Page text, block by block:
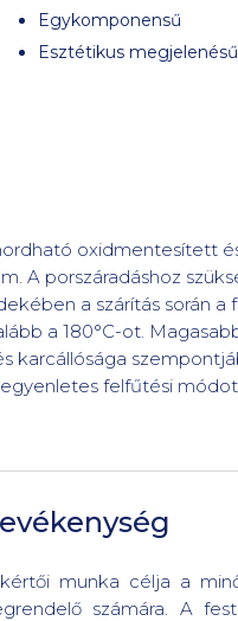
Egykomponensű
Esztétikus
oxidmentesített
A porszáradáshoz
a szárítás során a
a 180°C-ot.
karcállósága
felfűtési módot
munka célja a
számára. A